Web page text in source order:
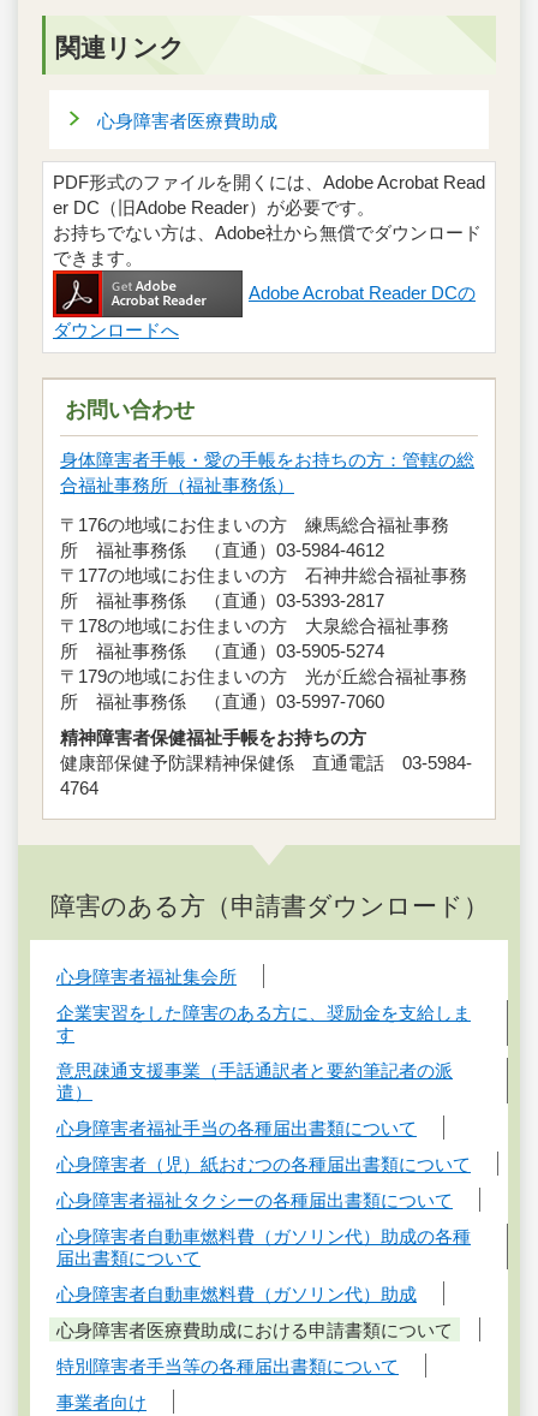
関連リンク
心身障害者医療費助成
PDF形式のファイルを開くには、Adobe Acrobat Read
er DC（旧Adobe Reader）が必要です。
お持ちでない方は、Adobe社から無償でダウンロード
できます。
Adobe Acrobat Reader DCの
ダウンロードへ
お問い合わせ
身体障害者手帳・愛の手帳をお持ちの方：管轄の総
合福祉事務所（福祉事務係）
〒176の地域にお住まいの方 練馬総合福祉事務
所 福祉事務係 （直通）03-5984-4612
〒177の地域にお住まいの方 石神井総合福祉事務
所 福祉事務係 （直通）03-5393-2817
〒178の地域にお住まいの方 大泉総合福祉事務
所 福祉事務係 （直通）03-5905-5274
〒179の地域にお住まいの方 光が丘総合福祉事務
所 福祉事務係 （直通）03-5997-7060
精神障害者保健福祉手帳をお持ちの方
健康部保健予防課精神保健係 直通電話 03-5984-
4764
障害のある方（申請書ダウンロード）
心身障害者福祉集会所
企業実習をした障害のある方に、奨励金を支給しま
す
意思疎通支援事業（手話通訳者と要約筆記者の派
遣）
心身障害者福祉手当の各種届出書類について
心身障害者（児）紙おむつの各種届出書類について
心身障害者福祉タクシーの各種届出書類について
心身障害者自動車燃料費（ガソリン代）助成の各種
届出書類について
心身障害者自動車燃料費（ガソリン代）助成
心身障害者医療費助成における申請書類について
特別障害者手当等の各種届出書類について
事業者向け